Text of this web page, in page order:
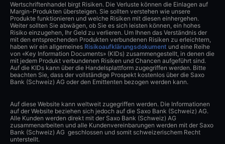
Wertschriftenhandel birgt Risiken. Die Verluste können die Einlagen auf
Margin-Produkten übersteigen. Sie sollten verstehen wie unsere
Produkte funktionieren und welche Risiken mit diesen einhergehen.
Weiter sollten Sie abwägen, ob Sie es sich leisten können, ein hohes
Risiko einzugehen, Ihr Geld zu verlieren. Um Ihnen das Verständnis der
mit den entsprechenden Produkten verbundenen Risiken zu erleichtern,
haben wir ein allgemeines Risikoaufklärungsdokument und eine Reihe
von «Key Information Documents» (KIDs) zusammengestellt, in denen die
mit jedem Produkt verbundenen Risiken und Chancen aufgeführt sind.
Auf die KIDs kann über die Handelsplattform zugegriffen werden. Bitte
beachten Sie, dass der vollständige Prospekt kostenlos über die Saxo
Bank (Schweiz) AG oder den Emittenten bezogen werden kann.
Auf diese Website kann weltweit zugegriffen werden. Die Informationen
auf der Website beziehen sich jedoch auf die Saxo Bank (Schweiz) AG.
Alle Kunden werden direkt mit der Saxo Bank (Schweiz) AG
zusammenarbeiten und alle Kundenvereinbarungen werden mit der Saxo
Bank (Schweiz) AG geschlossen und somit schweizerischem Recht
unterstellt.